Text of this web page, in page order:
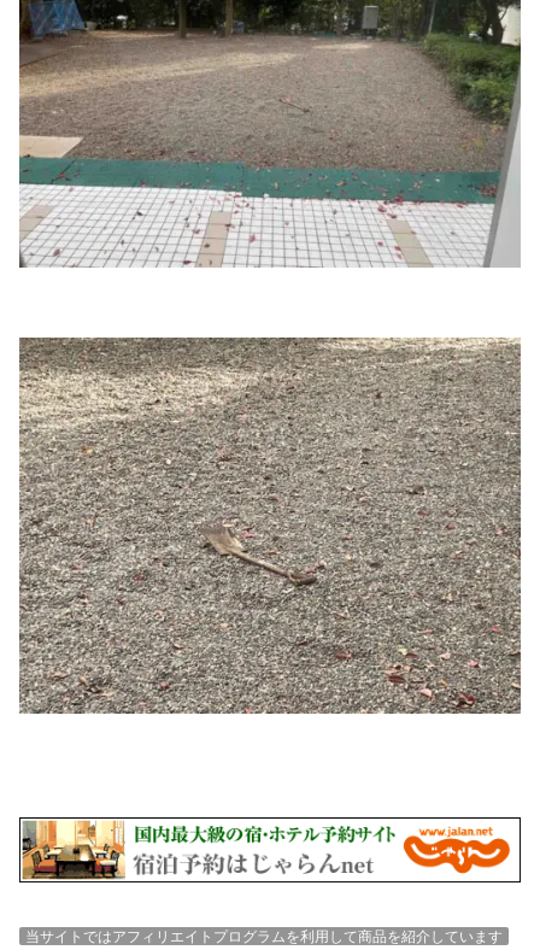
当サイトではアフィリエイトプログラムを利用して商品を紹介しています